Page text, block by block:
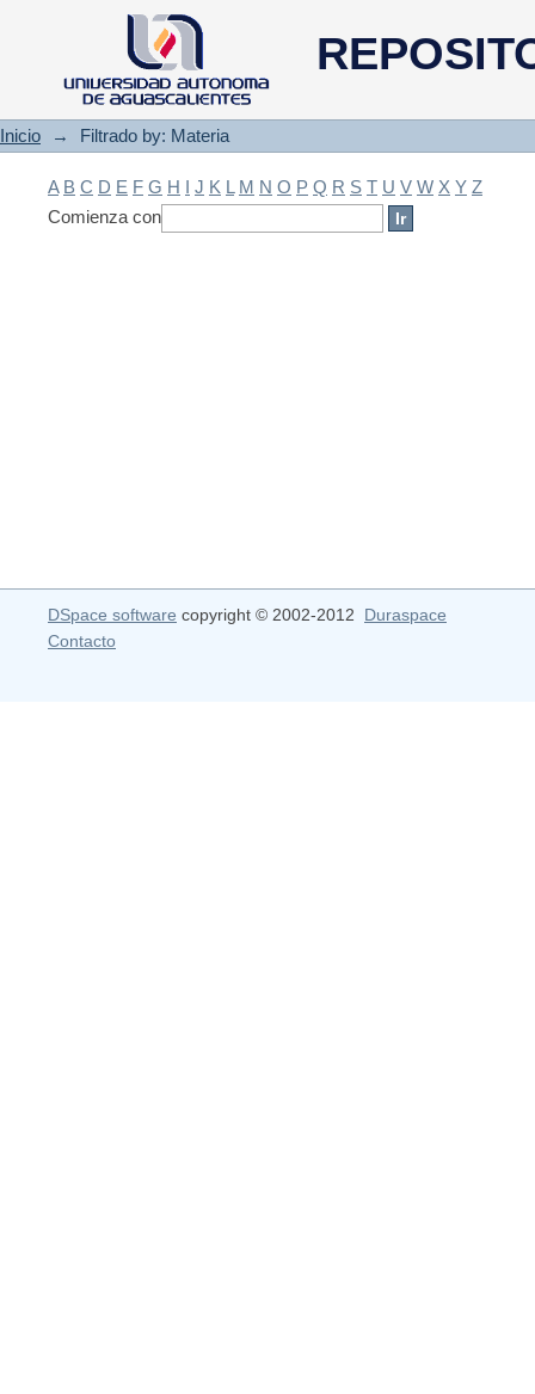
Filtrado by: Materia
Inicio → Filtrado by: Materia
A B C D E F G H I J K L M N O P Q R S T U V W X Y Z
Comienza con
DSpace software copyright © 2002-2012 Duraspace
Contacto